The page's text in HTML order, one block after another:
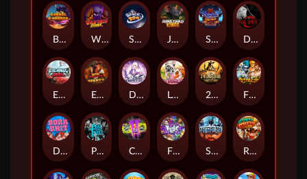
Barrel Bonanza Wild Dojo Strike Space Zoo Junkyard Kings Shadow Strike Dark Spiral
Eternal Duel EPIC BULLETS & BOUNTY Dusk Princess Le Bunny 2 Wild 2 Die Fist Of Destruction
Dork Unit Pray for Three Chaos Crew 2 Fighter Pit Stormforged Rusty & Curly